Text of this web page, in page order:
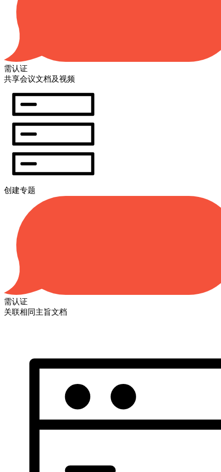
需认证
共享会议文档及视频
创建专题
需认证
关联相同主旨文档